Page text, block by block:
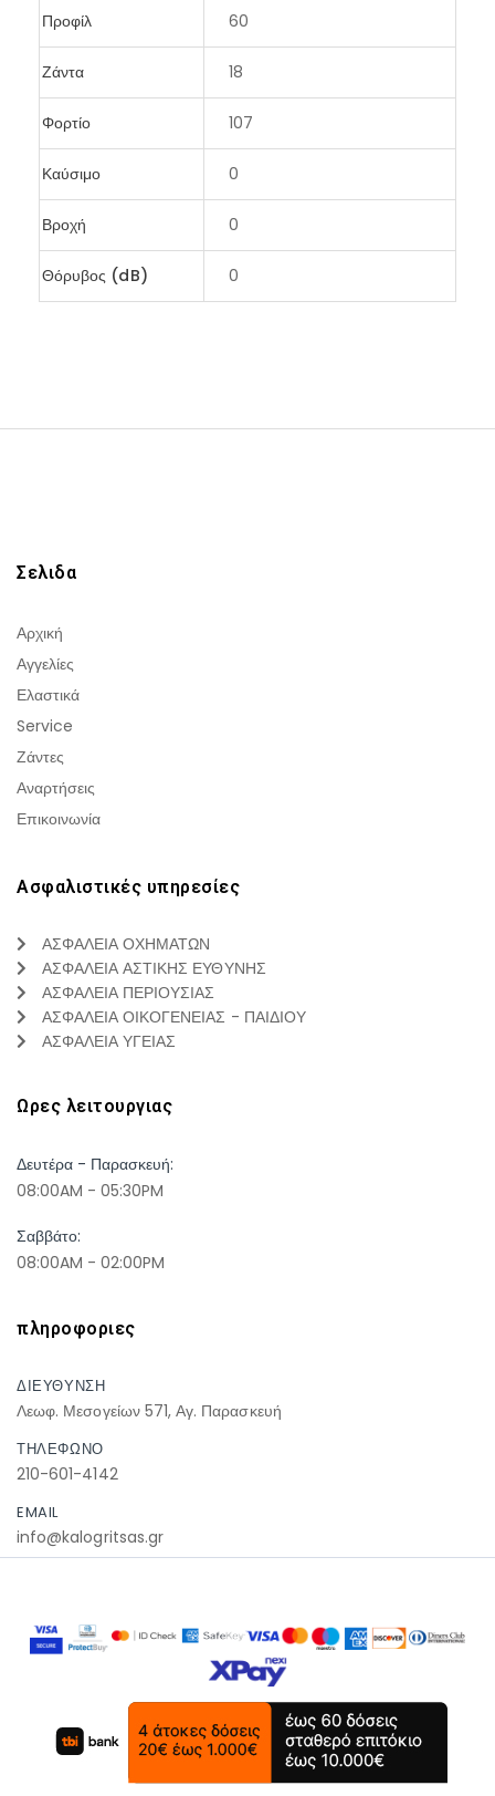
Προφίλ 60
Ζάντα 18
Φορτίο 107
Καύσιμο 0
Βροχή 0
Θόρυβος (dB) 0
Σελιδα
Αρχική
Αγγελίες
Ελαστικά
Service
Ζάντες
Αναρτήσεις
Επικοινωνία
Ασφαλιστικές υπηρεσίες
ΑΣΦΑΛΕΙΑ ΟΧΗΜΑΤΩΝ
ΑΣΦΑΛΕΙΑ ΑΣΤΙΚΗΣ ΕΥΘΥΝΗΣ
ΑΣΦΑΛΕΙΑ ΠΕΡΙΟΥΣΙΑΣ
ΑΣΦΑΛΕΙΑ ΟΙΚΟΓΕΝΕΙΑΣ - ΠΑΙΔΙΟΥ
ΑΣΦΑΛΕΙΑ ΥΓΕΙΑΣ
Ωρες λειτουργιας
Δευτέρα - Παρασκευή:
08:00AM - 05:30PM
Σαββάτο:
08:00AM - 02:00PM
πληροφοριες
ΔΙΕΥΘΥΝΣΗ
Λεωφ. Μεσογείων 571, Αγ. Παρασκευή
ΤΗΛΕΦΩΝΟ
210-601-4142
EMAIL
info@kalogritsas.gr